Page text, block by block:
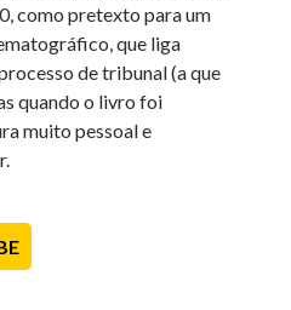
como pretexto para um
que liga
de tribunal (a que
quando o livro foi
muito pessoal e